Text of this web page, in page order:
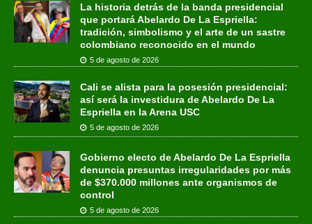
La historia detrás de la banda presidencial
que portará Abelardo De La Espriella:
tradición, simbolismo y el arte de un sastre
colombiano reconocido en el mundo
5 de agosto de 2026
Cali se alista para la posesión presidencial:
así será la investidura de Abelardo De La
Espriella en la Arena USC
5 de agosto de 2026
Gobierno electo de Abelardo De La Espriella
denuncia presuntas irregularidades por más
de $370.000 millones ante organismos de
control
5 de agosto de 2026